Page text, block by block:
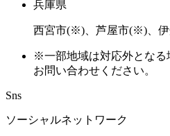
兵庫県
西宮市(※)、芦屋市(※)、
※一部地域は対応外となる
お問い合わせください。
Sns
ソーシャルネットワーク